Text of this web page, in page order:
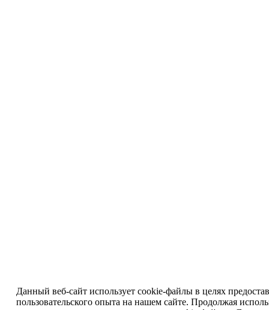
Данный веб-сайт использует cookie-файлы в целях
пользовательского опыта на нашем сайте. Продолжая